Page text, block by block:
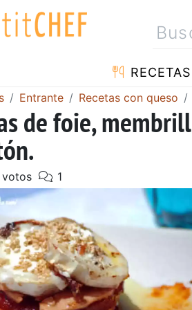
RECETAS
Entrante Recetas con queso
de foie,